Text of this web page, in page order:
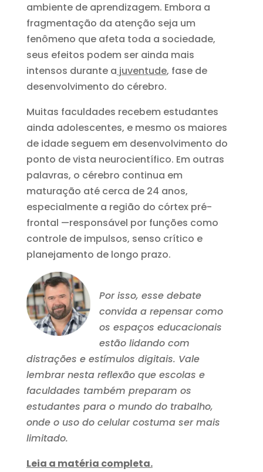
ambiente de aprendizagem. Embora a
fragmentação da atenção seja um
fenômeno que afeta toda a sociedade,
seus efeitos podem ser ainda mais
intensos durante a juventude, fase de
desenvolvimento do cérebro.
Muitas faculdades recebem estudantes
ainda adolescentes, e mesmo os maiores
de idade seguem em desenvolvimento do
ponto de vista neurocientífico. Em outras
palavras, o cérebro continua em
maturação até cerca de 24 anos,
especialmente a região do córtex pré-
frontal —responsável por funções como
controle de impulsos, senso crítico e
planejamento de longo prazo.
Por isso, esse debate
convida a repensar como
os espaços educacionais
estão lidando com
distrações e estímulos digitais. Vale
lembrar nesta reflexão que escolas e
faculdades também preparam os
estudantes para o mundo do trabalho,
onde o uso do celular costuma ser mais
limitado.
Leia a matéria completa.